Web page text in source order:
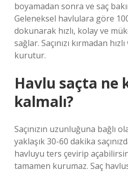
boyamadan sonra ve saç
Geleneksel havlulara göre
dokunarak hızlı, kolay ve
sağlar. Saçınızı kırmadan
kurutur.
Havlu saçta ne
kalmalı?
Saçınızın uzunluğuna bağlı
yaklaşık 30-60 dakika
havluyu ters çevirip
tamamen kurumaz. Saç